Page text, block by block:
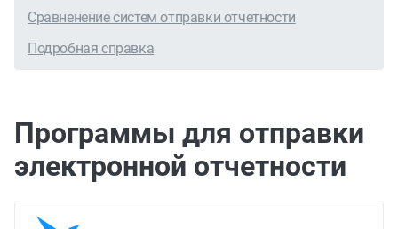
Сравненение систем отправки отчетности
Подробная справка
Программы для отправки
электронной отчетности